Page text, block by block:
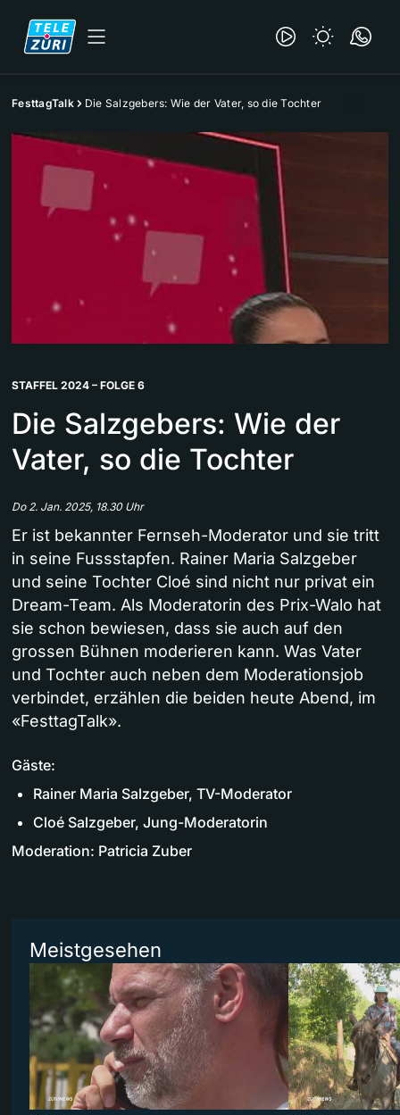
FesttagTalk Die Salzgebers: Wie der Vater, so die Tochter
STAFFEL 2024 – FOLGE 6
Die Salzgebers: Wie der
Vater, so die Tochter
Do 2. Jan. 2025, 18.30 Uhr
Er ist bekannter Fernseh-Moderator und sie tritt
in seine Fussstapfen. Rainer Maria Salzgeber
und seine Tochter Cloé sind nicht nur privat ein
Dream-Team. Als Moderatorin des Prix-Walo hat
sie schon bewiesen, dass sie auch auf den
grossen Bühnen moderieren kann. Was Vater
und Tochter auch neben dem Moderationsjob
verbindet, erzählen die beiden heute Abend, im
«FesttagTalk».
Gäste:
Rainer Maria Salzgeber, TV-Moderator
Cloé Salzgeber, Jung-Moderatorin
Moderation: Patricia Zuber
Meistgesehen